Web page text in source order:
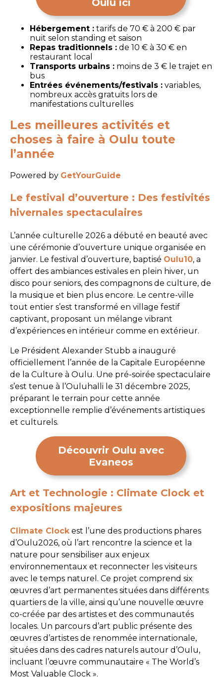
Oulu ici
Hébergement : tarifs de 70 € à 200 € par
nuit selon standing et saison
Repas traditionnels : de 10 € à 30 € en
restaurant local
Transports urbains : moins de 3 € le trajet en
bus
Entrées événements/festivals : variables,
nombreux accès gratuits lors de
manifestations culturelles
Les meilleures activités et
choses à faire à Oulu toute
l’année
Powered by GetYourGuide
Le festival d’ouverture : Des festivités
hivernales spectaculaires
L’année culturelle 2026 a débuté en beauté avec
une cérémonie d’ouverture unique organisée en
janvier. Le festival d’ouverture, baptisé Oulu10, a
offert des ambiances estivales en plein hiver, un
disco pour seniors, des compagnons de culture, de
la musique et bien plus encore. Le centre-ville
tout entier s’est transformé en village festif
captivant, proposant un mélange vibrant
d’expériences en intérieur comme en extérieur.
Le Président Alexander Stubb a inauguré
officiellement l’année de la Capitale Européenne
de la Culture à Oulu. Une pré-soirée spectaculaire
s’est tenue à l’Ouluhalli le 31 décembre 2025,
préparant le terrain pour cette année
exceptionnelle remplie d’événements artistiques
et culturels.
Découvrir Oulu avec
Evaneos
Art et Technologie : Climate Clock et
expositions majeures
Climate Clockest l’une des productions phares
d’Oulu2026, où l’art rencontre la science et la
nature pour sensibiliser aux enjeux
environnementaux et reconnecter les visiteurs
avec le temps naturel. Ce projet comprend six
œuvres d’art permanentes situées dans différents
quartiers de la ville, ainsi qu’une nouvelle œuvre
co-créée par des artistes et des communautés
locales. Un parcours d’art public présente des
œuvres d’artistes de renommée internationale,
situées dans des cadres naturels autour d’Oulu,
incluant l’œuvre communautaire « The World’s
Most Valuable Clock ».